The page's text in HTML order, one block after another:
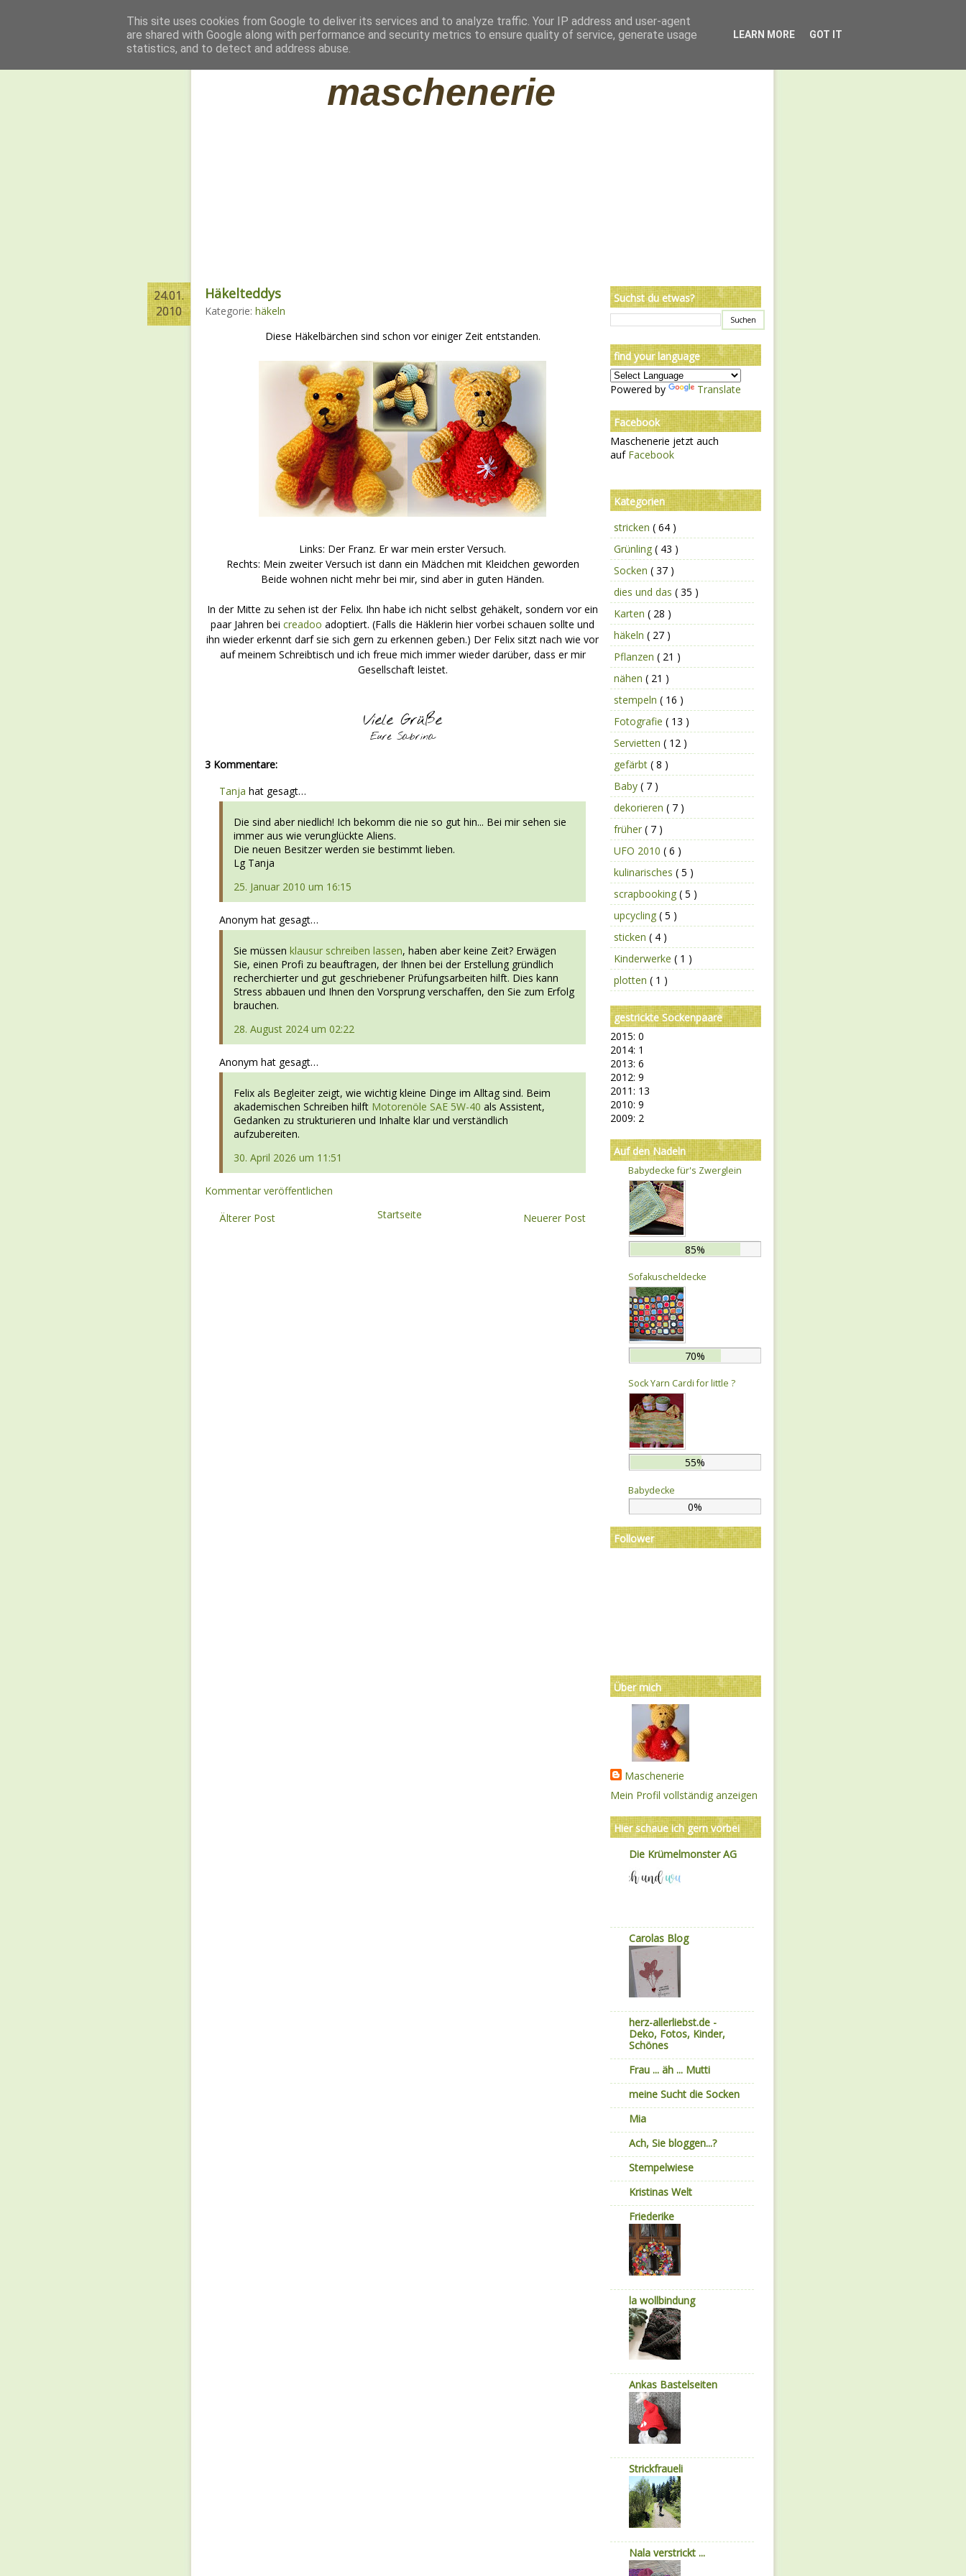
Home Linksammlung Impressum
maschenerie
24.01.
2010
24.01.
2010
Häkelteddys
Kategorie: häkeln
Diese Häkelbärchen sind schon vor einiger Zeit entstanden.
Links: Der Franz. Er war mein erster Versuch.
Rechts: Mein zweiter Versuch ist dann ein Mädchen mit Kleidchen geworden
Beide wohnen nicht mehr bei mir, sind aber in guten Händen.
In der Mitte zu sehen ist der Felix. Ihn habe ich nicht selbst gehäkelt, sondern vor ein
paar Jahren bei creadoo adoptiert. (Falls die Häklerin hier vorbei schauen sollte und
ihn wieder erkennt darf sie sich gern zu erkennen geben.) Der Felix sitzt nach wie vor
auf meinem Schreibtisch und ich freue mich immer wieder darüber, dass er mir
Gesellschaft leistet.
Viele Grüße
Eure Sabrina
3 Kommentare:
Tanja hat gesagt…
Die sind aber niedlich! Ich bekomm die nie so gut hin... Bei mir sehen sie
immer aus wie verunglückte Aliens.
Die neuen Besitzer werden sie bestimmt lieben.
Lg Tanja
25. Januar 2010 um 16:15
Anonym hat gesagt…
Sie müssen klausur schreiben lassen, haben aber keine Zeit? Erwägen
Sie, einen Profi zu beauftragen, der Ihnen bei der Erstellung gründlich
recherchierter und gut geschriebener Prüfungsarbeiten hilft. Dies kann
Stress abbauen und Ihnen den Vorsprung verschaffen, den Sie zum Erfolg
brauchen.
28. August 2024 um 02:22
Anonym hat gesagt…
Felix als Begleiter zeigt, wie wichtig kleine Dinge im Alltag sind. Beim
akademischen Schreiben hilft Motorenöle SAE 5W-40 als Assistent,
Gedanken zu strukturieren und Inhalte klar und verständlich
aufzubereiten.
30. April 2026 um 11:51
Kommentar veröffentlichen
Neuerer Post
Älterer Post Startseite
Suchst du etwas?
find your language
Powered by Translate
Facebook
Maschenerie jetzt auch
auf Facebook
Kategorien
stricken ( 64 )
Grünling ( 43 )
Socken ( 37 )
dies und das ( 35 )
Karten ( 28 )
häkeln ( 27 )
Pflanzen ( 21 )
nähen ( 21 )
stempeln ( 16 )
Fotografie ( 13 )
Servietten ( 12 )
gefärbt ( 8 )
Baby ( 7 )
dekorieren ( 7 )
früher ( 7 )
UFO 2010 ( 6 )
kulinarisches ( 5 )
scrapbooking ( 5 )
upcycling ( 5 )
sticken ( 4 )
Kinderwerke ( 1 )
plotten ( 1 )
gestrickte Sockenpaare
2015: 0
2014: 1
2013: 6
2012: 9
2011: 13
2010: 9
2009: 2
Auf den Nadeln
Babydecke für's Zwerglein
85%
Sofakuscheldecke
70%
Sock Yarn Cardi for little ?
55%
Babydecke
0%
Follower
Über mich
Maschenerie
Mein Profil vollständig anzeigen
Hier schaue ich gern vorbei
Die Krümelmonster AG
Carolas Blog
herz-allerliebst.de -
Deko, Fotos, Kinder,
Schönes
Frau ... äh ... Mutti
meine Sucht die Socken
Mia
Ach, Sie bloggen...?
Stempelwiese
Kristinas Welt
Friederike
la wollbindung
Ankas Bastelseiten
Strickfraueli
Nala verstrickt ...
This site uses cookies from Google to deliver its services and to analyze traffic. Your IP address and user-agent
are shared with Google along with performance and security metrics to ensure quality of service, generate usage
statistics, and to detect and address abuse.
LEARN MORE GOT IT